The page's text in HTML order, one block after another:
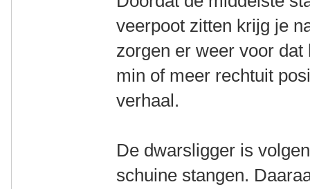
veerpoot zitten krijg je
zorgen er weer voor
min of meer rechtuit
verhaal.
De dwarsligger is
schuine stangen.